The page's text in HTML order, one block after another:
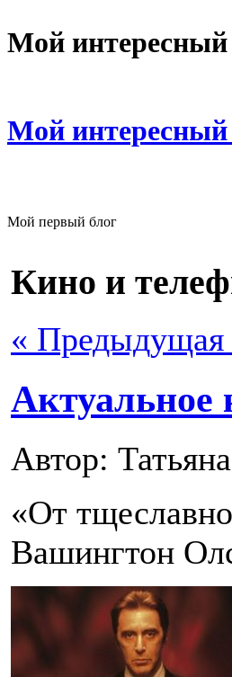
Мой интересный
Мой интересный
Мой первый блог
Кино и
« Предыдущая
Актуальное
Автор:
«От
Вашингтон